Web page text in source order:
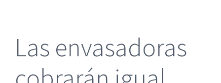
Las envasadoras